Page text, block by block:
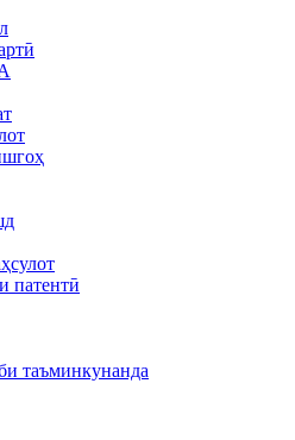
патентӣ
таъминкунанда